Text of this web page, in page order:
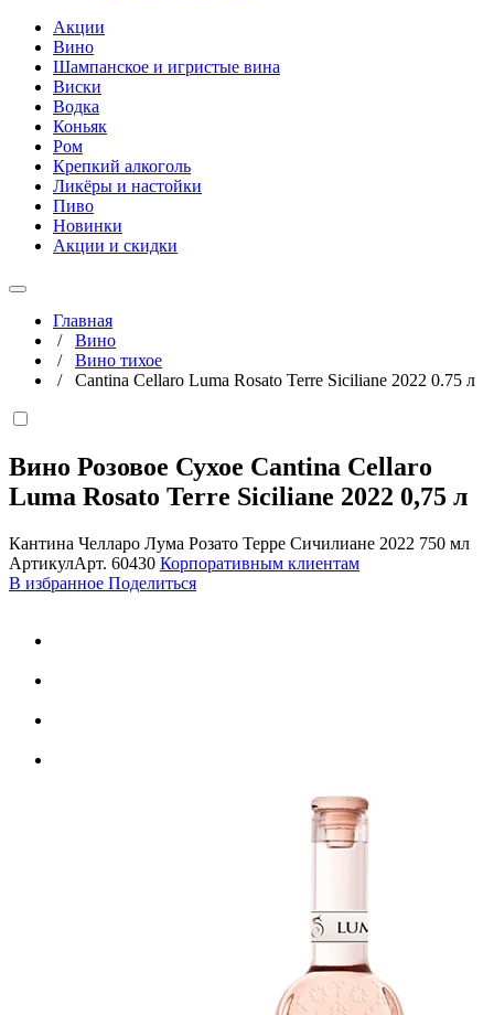
Акции
Вино
Шампанское и игристые вина
Виски
Водка
Коньяк
Ром
Крепкий алкоголь
Ликёры и настойки
Пиво
Новинки
Акции и скидки
Главная
/ Вино
/ Вино тихое
/ Cantina Cellaro Luma Rosato Terre Siciliane 2022 0.75 л
Вино Розовое Сухое Cantina Cellaro
Luma Rosato Terre Siciliane 2022 0,75 л
Кантина Челларо Лума Розато Терре Сичилиане 2022 750 мл
АртикулАрт. 60430 Корпоративным клиентам
В избранное Поделиться